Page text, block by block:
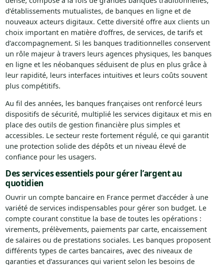
d’établissements mutualistes, de banques en ligne et de
nouveaux acteurs digitaux. Cette diversité offre aux clients un
choix important en matière d’offres, de services, de tarifs et
d’accompagnement. Si les banques traditionnelles conservent
un rôle majeur à travers leurs agences physiques, les banques
en ligne et les néobanques séduisent de plus en plus grâce à
leur rapidité, leurs interfaces intuitives et leurs coûts souvent
plus compétitifs.
Au fil des années, les banques françaises ont renforcé leurs
dispositifs de sécurité, multiplié les services digitaux et mis en
place des outils de gestion financière plus simples et
accessibles. Le secteur reste fortement régulé, ce qui garantit
une protection solide des dépôts et un niveau élevé de
confiance pour les usagers.
Des services essentiels pour gérer l’argent au
quotidien
Ouvrir un compte bancaire en France permet d’accéder à une
variété de services indispensables pour gérer son budget. Le
compte courant constitue la base de toutes les opérations :
virements, prélèvements, paiements par carte, encaissement
de salaires ou de prestations sociales. Les banques proposent
différents types de cartes bancaires, avec des niveaux de
garanties et d’assurances qui varient selon les besoins de